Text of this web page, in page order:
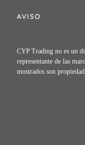
AVISO
CYP Trading no es un
representante de las
mostrados son